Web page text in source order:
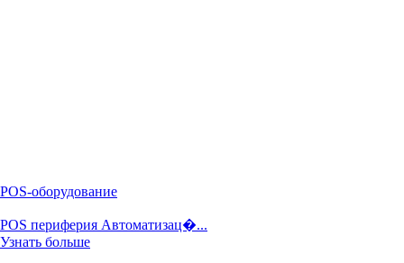
POS-оборудование
POS периферия Автоматизац�...
Узнать больше